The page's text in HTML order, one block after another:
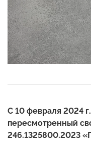
С 10 февраля 2024
пересмотренный
246.1325800.2023